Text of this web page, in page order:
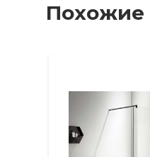
Похожие